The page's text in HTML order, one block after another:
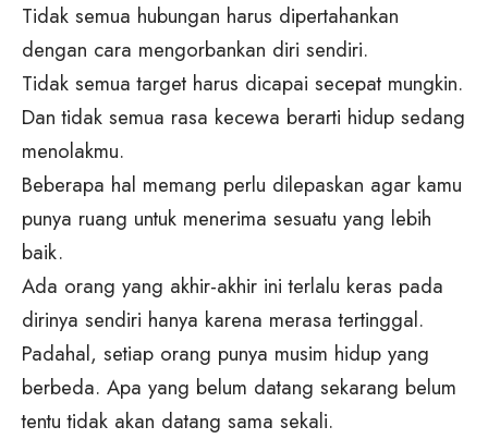
Tidak semua hubungan harus dipertahankan
dengan cara mengorbankan diri sendiri.
Tidak semua target harus dicapai secepat mungkin.
Dan tidak semua rasa kecewa berarti hidup sedang
menolakmu.
Beberapa hal memang perlu dilepaskan agar kamu
punya ruang untuk menerima sesuatu yang lebih
baik.
Ada orang yang akhir-akhir ini terlalu keras pada
dirinya sendiri hanya karena merasa tertinggal.
Padahal, setiap orang punya musim hidup yang
berbeda. Apa yang belum datang sekarang belum
tentu tidak akan datang sama sekali.